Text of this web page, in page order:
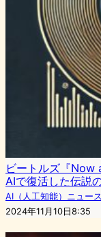
ビートルズ『Now
AIで復活した伝説
AI（人工知能）ニュース
2024年11月10日8:35